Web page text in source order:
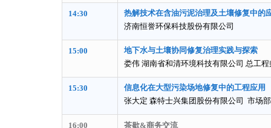
14:30
热解技术在含油污泥治理及土壤修复中的
济南恒誉环保科技股份有限公司
15:00
地下水与土壤协同修复治理实践与探索
娄伟 湖南省和清环境科技有限公司 总工程
15:30
信息化在大型污染场地修复中的工程应用
张大定 森特士兴集团股份有限公司 市场
16:00 茶歇&商务交流